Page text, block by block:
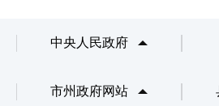
中央人民政府
市州政府网站